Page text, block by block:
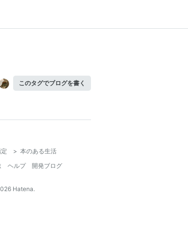
このタグでブログを書く
> 本のある生活
ヘルプ
開発ブログ
Hatena.